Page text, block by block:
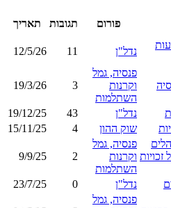
פורום תגובות תאריך
נדל"ן 11
12/5/26
פנסיה, גמל
וקרנות
השתלמות
3
19/3/26
נדל"ן 43
19/12/25
שוק ההון 4
15/11/25
פנסיה, גמל
וקרנות
השתלמות
2
9/9/25
נדל"ן 0
23/7/25
פנסיה, גמל